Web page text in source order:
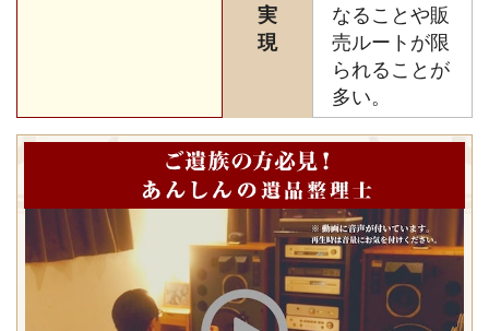
実
現
なることや販
売ルートが限
られることが
多い。